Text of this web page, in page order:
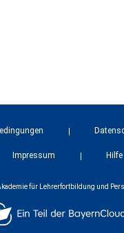
Impressum Hilfe
für Lehrerfortbildung und